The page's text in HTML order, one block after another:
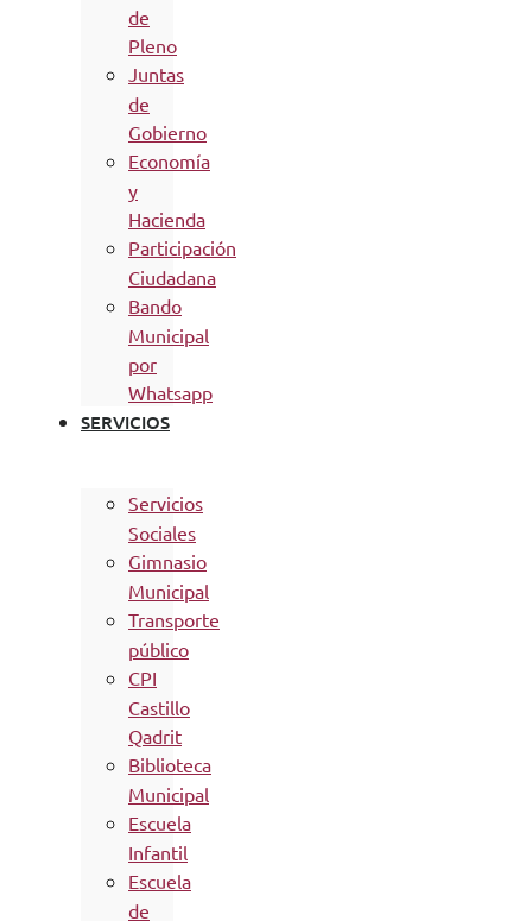
de
Pleno
Juntas
de
Gobierno
Economía
y
Hacienda
Participación
Ciudadana
Bando
Municipal
por
Whatsapp
SERVICIOS
Servicios
Sociales
Gimnasio
Municipal
Transporte
público
CPI
Castillo
Qadrit
Biblioteca
Municipal
Escuela
Infantil
Escuela
de